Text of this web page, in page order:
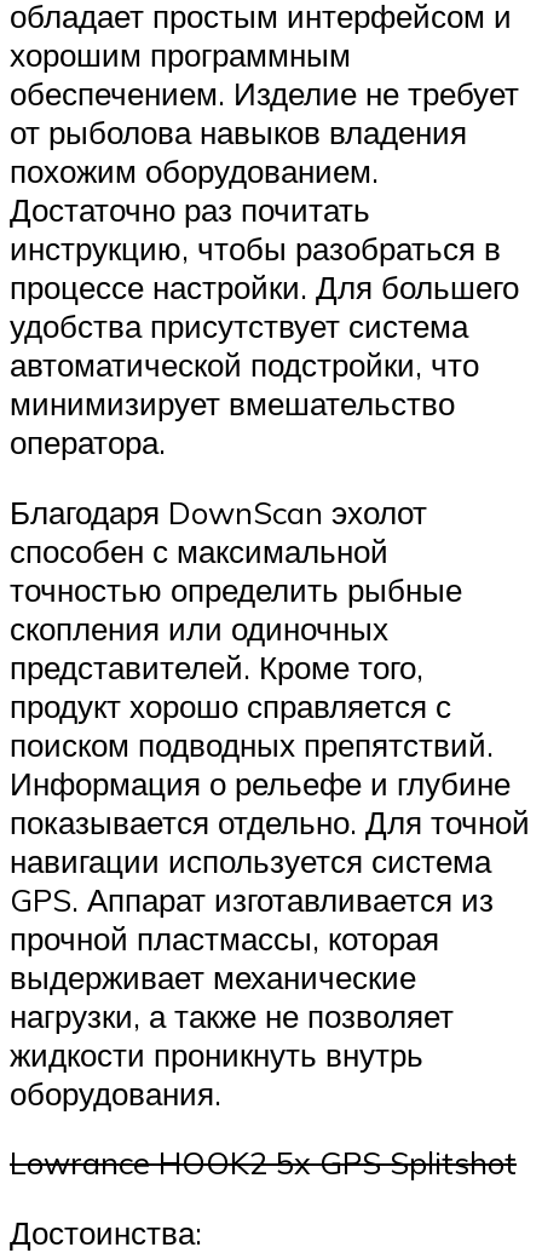
обладает простым интерфейсом и
хорошим программным
обеспечением. Изделие не требует
от рыболова навыков владения
похожим оборудованием.
Достаточно раз почитать
инструкцию, чтобы разобраться в
процессе настройки. Для большего
удобства присутствует система
автоматической подстройки, что
минимизирует вмешательство
оператора.
Благодаря DownScan эхолот
способен с максимальной
точностью определить рыбные
скопления или одиночных
представителей. Кроме того,
продукт хорошо справляется с
поиском подводных препятствий.
Информация о рельефе и глубине
показывается отдельно. Для точной
навигации используется система
GPS. Аппарат изготавливается из
прочной пластмассы, которая
выдерживает механические
нагрузки, а также не позволяет
жидкости проникнуть внутрь
оборудования.
Lowrance HOOK2 5x GPS Splitshot
Достоинства: